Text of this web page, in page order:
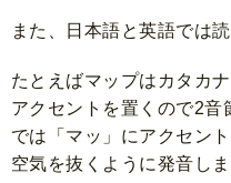
また、日本語と英語では
たとえばマップはカタカ
アクセントを置くので2音
では「マッ」にアクセン
空気を抜くように発音しま